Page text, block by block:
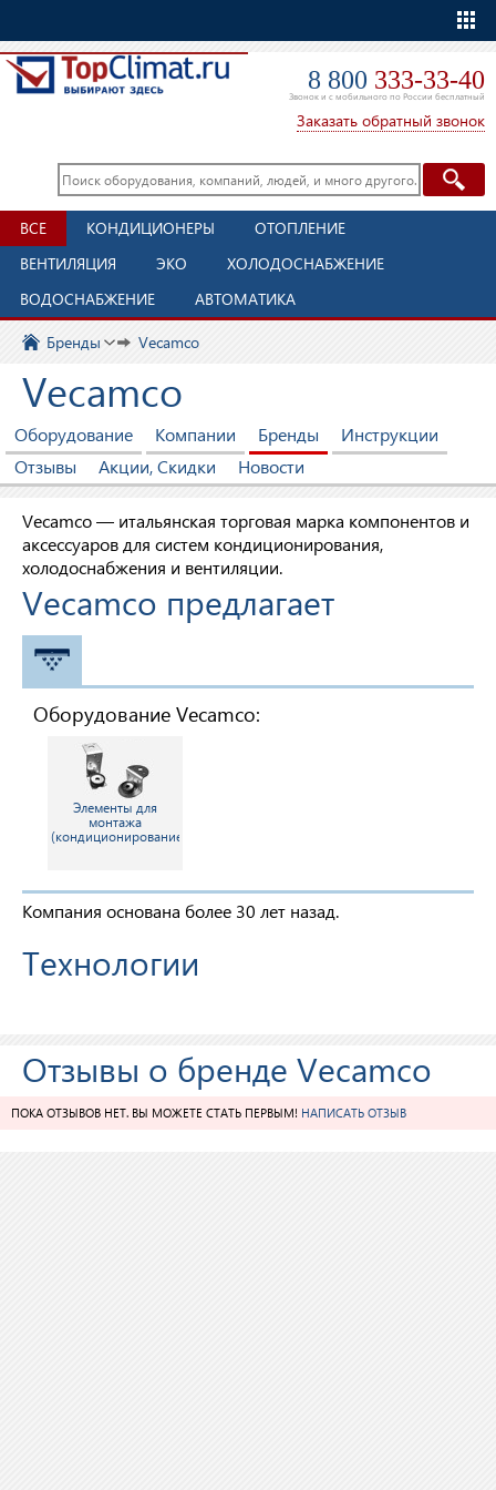
8 800 333-33-40
Звонок и с мобильного по России бесплатный
Заказать обратный звонок
ВСЕ КОНДИЦИОНЕРЫ
ОТОПЛЕНИЕ
ВЕНТИЛЯЦИЯ
ЭКО
ХОЛОДОСНАБЖЕНИЕ
ВОДОСНАБЖЕНИЕ
АВТОМАТИКА
Бренды Vecamco
Vecamco
Оборудование Компании Бренды
Инструкции
Отзывы
Акции, Скидки Новости
Vecamco — итальянская торговая марка компонентов и
аксессуаров для систем кондиционирования,
холодоснабжения и вентиляции.
Vecamco предлагает
Оборудование Vecamco:
Элементы для
монтажа
(кондиционирование)
Компания основана более 30 лет назад.
Технологии
Отзывы о бренде Vecamco
ПОКА ОТЗЫВОВ НЕТ. ВЫ МОЖЕТЕ СТАТЬ ПЕРВЫМ! НАПИСАТЬ ОТЗЫВ